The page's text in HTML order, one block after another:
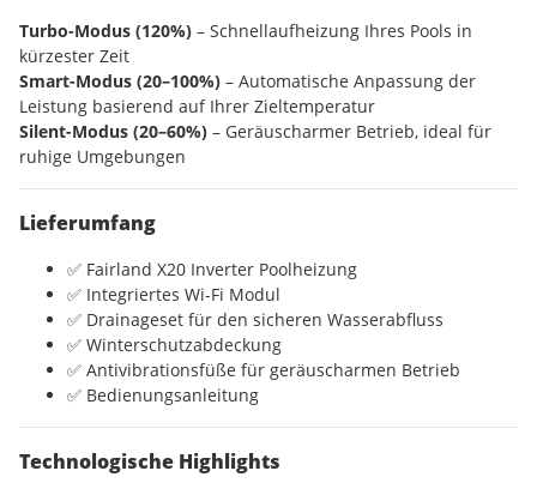
Turbo-Modus (120%) – Schnellaufheizung Ihres Pools in
kürzester Zeit
Smart-Modus (20–100%) – Automatische Anpassung der
Leistung basierend auf Ihrer Zieltemperatur
Silent-Modus (20–60%) – Geräuscharmer Betrieb, ideal für
ruhige Umgebungen
Lieferumfang
✅ Fairland X20 Inverter Poolheizung
✅ Integriertes Wi-Fi Modul
✅ Drainageset für den sicheren Wasserabfluss
✅ Winterschutzabdeckung
✅ Antivibrationsfüße für geräuscharmen Betrieb
✅ Bedienungsanleitung
Technologische Highlights